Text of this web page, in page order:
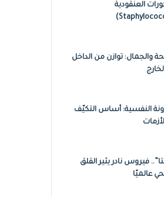
العنقودية
والجمال: توازن من الداخل
النفسية: أساس التكيّف
فيروس نادر يثير القلق
عالميًا